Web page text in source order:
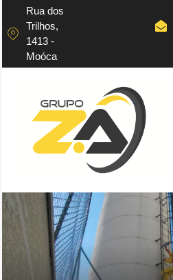
Rua dos
Trilhos,
1413 -
Moóca